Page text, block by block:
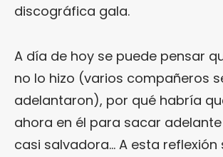
discográfica gala.
A día de hoy se puede pensar
no lo hizo (varios compañeros
adelantaron), por qué habría
ahora en él para sacar
casi salvadora… A esta reflexión